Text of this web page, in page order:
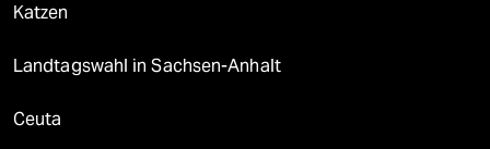
Katzen
Landtagswahl in Sachsen-Anhalt
Ceuta